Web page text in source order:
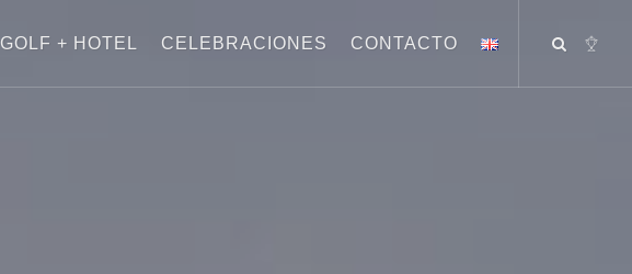
GOLF + HOTEL CELEBRACIONES CONTACTO